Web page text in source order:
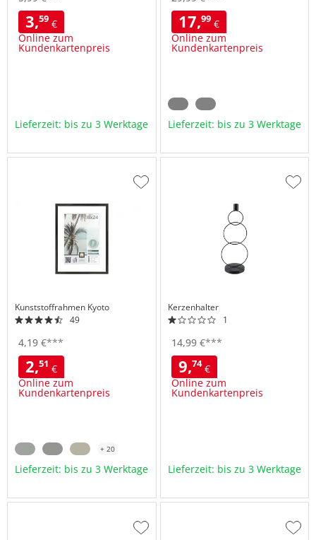
3,59 €
Online zum
Kundenkartenpreis
Lieferzeit: bis zu 3 Werktage
17,99€
Online zum
Kundenkartenpreis
Lieferzeit: bis zu 3 Werktage
Kunststoffrahmen Kyoto
49
4,19 €***
2,51 €
Online zum
Kundenkartenpreis
+ 20
Zur
Lieferzeit: bis zu 3 Werktage
Kerzenhalter
1
14,99€***
9,74€
Online zum
Kundenkartenpreis
Zur
Lieferzeit: bis zu 3 Werktage
Zur
Zur